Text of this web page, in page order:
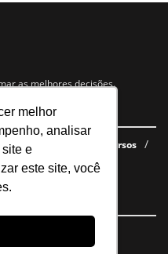
melhor
analisar
e
este site, você
as melhores decisões.
E-books gratuitos
Cursos